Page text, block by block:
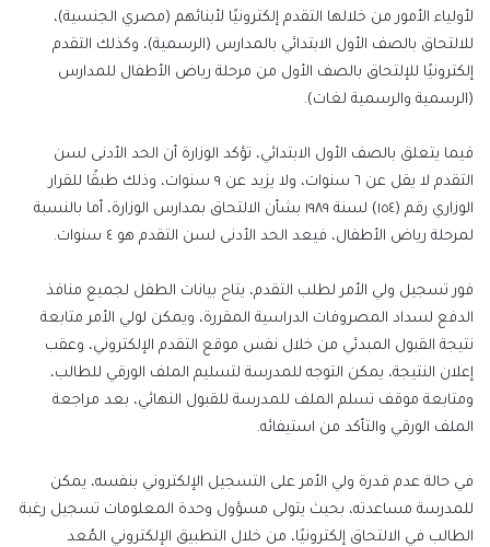
لأولياء الأمور من خلالها التقدم إلكترونيًا لأبنائهم (مصري الجنسية)،
للالتحاق بالصف الأول الابتدائي بالمدارس (الرسمية)، وكذلك التقدم
إلكترونيًا للإلتحاق بالصف الأول من مرحلة رياض الأطفال للمدارس
(الرسمية والرسمية لغات).
فيما يتعلق بالصف الأول الابتدائي، تؤكد الوزارة أن الحد الأدنى لسن
التقدم لا يقل عن ٦ سنوات، ولا يزيد عن ٩ سنوات، وذلك طبقًا للقرار
الوزاري رقم (١٥٤) لسنة ١٩٨٩ بشأن الالتحاق بمدارس الوزارة، أما بالنسبة
لمرحلة رياض الأطفال، فيعد الحد الأدنى لسن التقدم هو ٤ سنوات.
فور تسجيل ولي الأمر لطلب التقدم، يتاح بيانات الطفل لجميع منافذ
الدفع لسداد المصروفات الدراسية المقررة، ويمكن لولي الأمر متابعة
نتيجة القبول المبدئي من خلال نفس موقع التقدم الإلكتروني، وعقب
إعلان النتيجة، يمكن التوجه للمدرسة لتسليم الملف الورقي للطالب،
ومتابعة موقف تسلم الملف للمدرسة للقبول النهائي، بعد مراجعة
الملف الورقي والتأكد من استيفائه.
في حالة عدم قدرة ولي الأمر على التسجيل الإلكتروني بنفسه، يمكن
للمدرسة مساعدته، بحيث يتولى مسؤول وحدة المعلومات تسجيل رغبة
الطالب في الالتحاق إلكترونيًا، من خلال التطبيق الإلكتروني المُعد